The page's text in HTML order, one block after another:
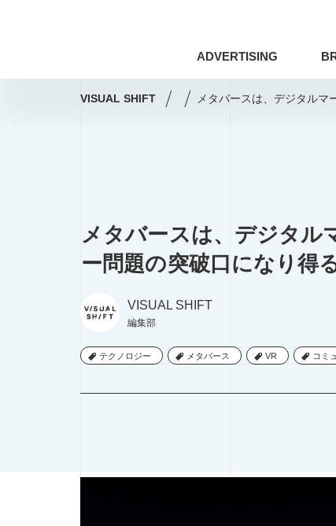
ADVERTISING
ドローン アート×ビジネス
Webサイト プレゼンテーション
編集・ライティング 用語集
印刷技術 レタッチ
VISUAL SHIFT メタバースは、デジタル
メタバースは、デジタル
ー問題の突破口になり得
VISUAL SHIFT
編集部
テクノロジー
テクノロジー メタバース
メタバース VR
VR コミ
コミ